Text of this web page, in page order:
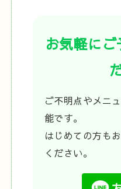
お気軽に
ご不明点やメニ
能です。
はじめての方も
ください。